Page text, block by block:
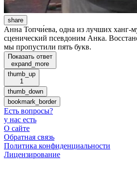
share
Анна Топчи́ева, одна из лучших ханг-
сценический псевдоним Анка.
мы пропустили пять букв.
Показать ответ
expand_more
thumb_up
1
thumb_down
bookmark_border
Есть вопросы?
у нас есть
О сайте
Обратная связь
Политика конфиденциальности
Лицензирование